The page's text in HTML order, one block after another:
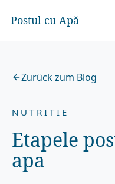
Postul cu Apă
Zurück zum Blog
NUTRITIE
Etapele
apa